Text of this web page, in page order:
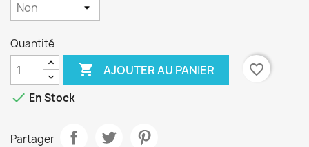
Quantité
 AJOUTER AU PANIER
favorite_border
 En Stock
Partager